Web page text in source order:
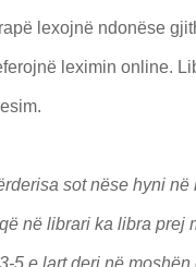
lexojnë ndonëse
leximin online.
rderisa sot nëse hyni në
ë në librari ka libra prej